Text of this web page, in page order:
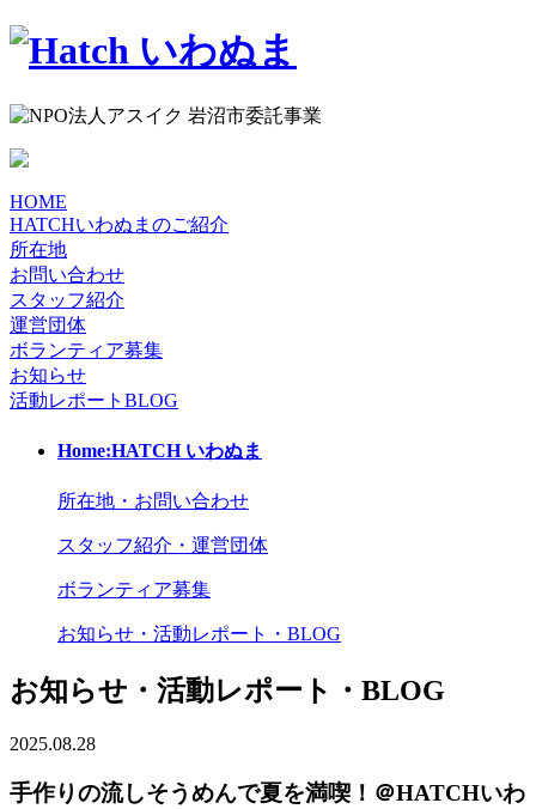
HOME
HATCHいわぬまのご紹介
所在地
お問い合わせ
スタッフ紹介
運営団体
ボランティア募集
お知らせ
活動レポート BLOG
Home:HATCH いわぬま
所在地・お問い合わせ
スタッフ紹介・運営団体
ボランティア募集
お知らせ・活動レポート・BLOG
お知らせ・活動レポート・BLOG
2025.08.28
手作りの流しそうめんで夏を満喫！＠HATCHいわ